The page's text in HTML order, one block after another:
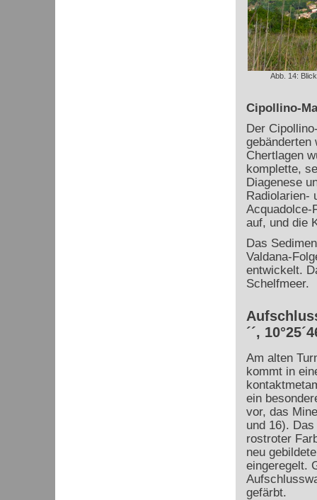
Abb. 14:
Cipollino-
Der
gebänderten
Chertlagen
komplette,
Diagenese
Radiolarien-
Acquadolce-
auf, und die
Das
Valdana-
entwickelt.
Schelfmeer.
´´,
Am alten
kommt in
ein
vor, das
und 16).
rostroter
neu
eingeregelt.
gefärbt.